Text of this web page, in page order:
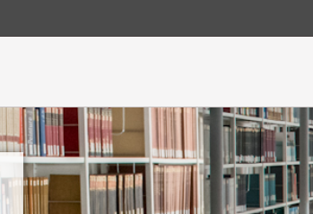
Hauptnavigation